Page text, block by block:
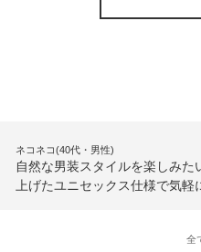
ネコネコ(40代・男性)
自然な男装スタイルを楽しみ
上げたユニセックス仕様で気
全